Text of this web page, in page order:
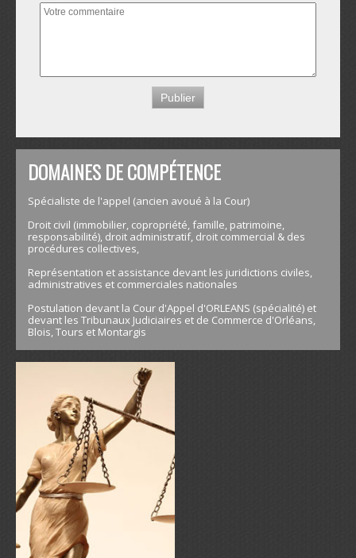
DOMAINES DE COMPÉTENCE
Spécialiste de l'appel (ancien avoué à la Cour)
Droit civil (immobilier, copropriété, famille, patrimoine,
responsabilité), droit administratif, droit commercial & des
procédures collectives,
Représentation et assistance devant les juridictions civiles,
administratives et commerciales nationales
Postulation devant la Cour d'Appel d'ORLEANS (spécialité) et
devant les Tribunaux Judiciaires et de Commerce d'Orléans,
Blois, Tours et Montargis